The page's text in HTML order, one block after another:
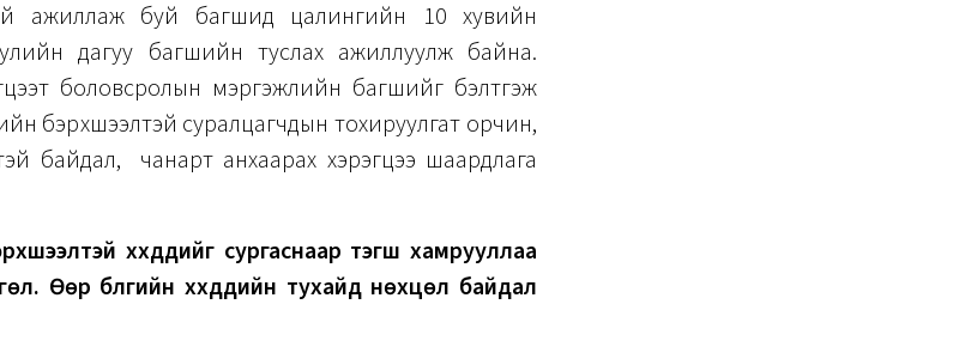
ажиллаж буй багшид цалингийн 10 хувийн
дагуу багшийн туслах ажиллуулж байна.
боловсролын мэргэжлийн багшийг бэлтгэж
бэрхшээлтэй суралцагчдын тохируулгат орчин,
байдал, чанарт анхаарах хэрэгцээ шаардлага
хүүхдүүдийг сургаснаар тэгш хамрууллаа
Өөр бүлгийн хүүхдүүдийн тухайд нөхцөл байдал